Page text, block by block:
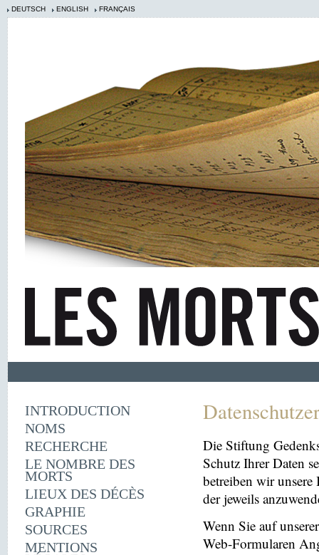
DEUTSCH ENGLISH FRANÇAIS
INTRODUCTION
NOMS
RECHERCHE
LE NOMBRE DES
MORTS
LIEUX DES DÉCÈS
GRAPHIE
SOURCES
MENTIONS
Die Stiftung
Schutz Ihrer Daten
betreiben wir
der jeweils
Wenn Sie auf
Web-Formularen